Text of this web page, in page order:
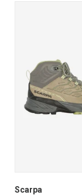
Scarpa